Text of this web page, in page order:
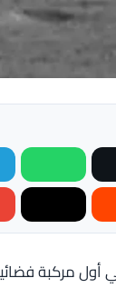
مركبة يوتو2 هي أول